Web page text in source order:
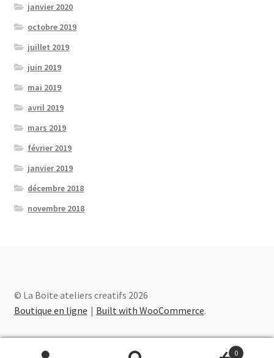
janvier 2020
octobre 2019
juillet 2019
juin 2019
mai 2019
avril 2019
mars 2019
février 2019
janvier 2019
décembre 2018
novembre 2018
© La Boite ateliers creatifs 2026
Boutique en ligne
Built with WooCommerce.
0